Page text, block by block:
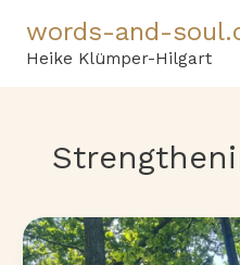
content
words-and-
Heike Klümper-Hilgart